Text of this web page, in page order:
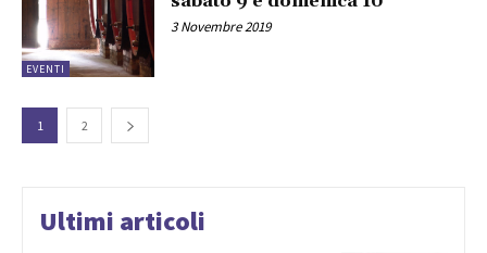
EVENTI
3 Novembre 2019
1 2
Ultimi articoli